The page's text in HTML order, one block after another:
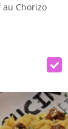
au Chorizo